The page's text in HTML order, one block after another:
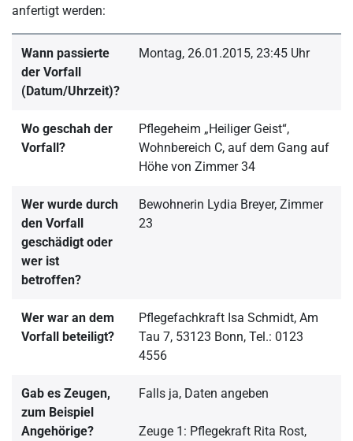
anfertigt werden:
Wann passierte
der Vorfall
(Datum/Uhrzeit)?
Montag, 26.01.2015, 23:45 Uhr
Wo geschah der
Vorfall?
Pflegeheim „Heiliger Geist“,
Wohnbereich C, auf dem Gang auf
Höhe von Zimmer 34
Wer wurde durch
den Vorfall
geschädigt oder
wer ist
betroffen?
Bewohnerin Lydia Breyer, Zimmer
23
Wer war an dem
Vorfall beteiligt?
Pflegefachkraft Isa Schmidt, Am
Tau 7, 53123 Bonn, Tel.: 0123
4556
Gab es Zeugen,
zum Beispiel
Angehörige?
Falls ja, Daten angeben
Zeuge 1: Pflegekraft Rita Rost,